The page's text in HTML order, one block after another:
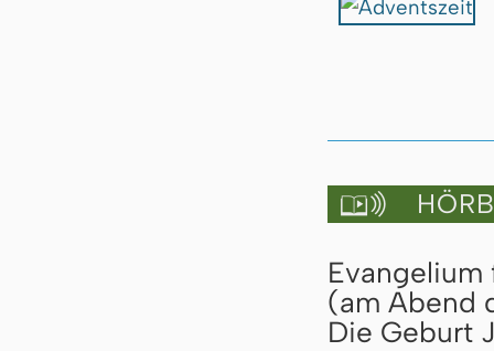

(am Abend
Die Geburt